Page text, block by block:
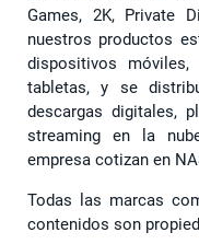
Games, 2K, Private
nuestros productos
dispositivos
tabletas, y se
descargas digitales,
streaming en la
empresa cotizan en
Todas las marcas
contenidos son